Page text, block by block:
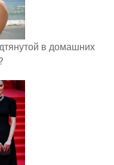
в домашних